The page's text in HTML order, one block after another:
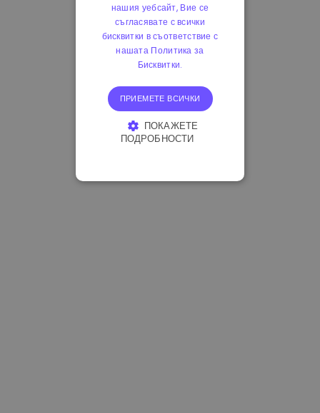
нашия уебсайт, Вие се
съгласявате с всички
бисквитки в съответствие с
нашата Политика за
Бисквитки.
ПРИЕМЕТЕ ВСИЧКИ
ПОКАЖЕТЕ
ПОДРОБНОСТИ